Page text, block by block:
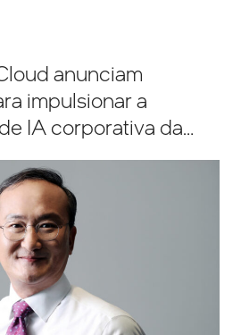
anunciam
impulsionar a
IA corporativa da